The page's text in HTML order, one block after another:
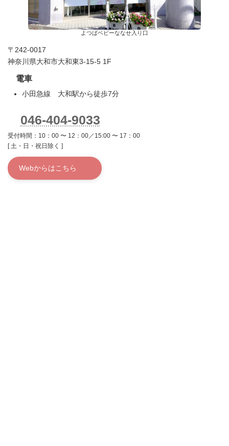
よつばベビーななせ入り口
〒242-0017
神奈川県大和市大和東3-15-5 1F
電車
小田急線 大和駅から徒歩7分
046-404-9033
受付時間：10：00 〜 12：00／15:00 〜 17：00
[ 土・日・祝日除く ]
Webからはこちら